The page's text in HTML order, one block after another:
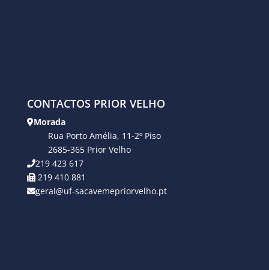
CONTACTOS PRIOR VELHO
Morada
Rua Porto Amélia, 11-2º Piso
2685-365 Prior Velho
219 423 617
219 410 881
geral@uf-sacavemepriorvelho.pt